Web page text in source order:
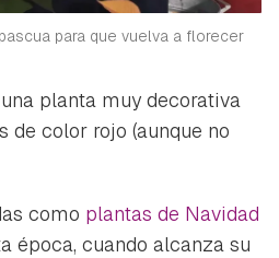
para que vuelva a florecer
planta muy decorativa
de color rojo (aunque no
como plantas de Navidad
época, cuando alcanza su